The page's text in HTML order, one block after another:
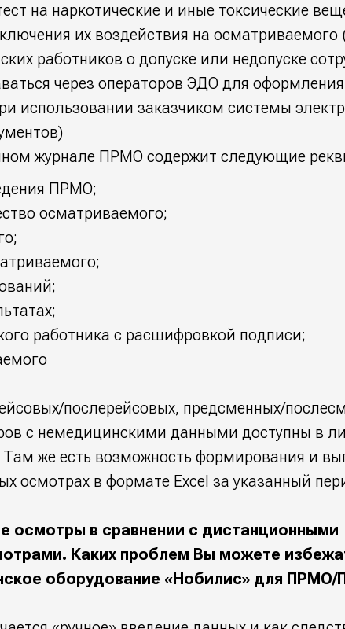
на наркотические и иные токсические
их воздействия на осматриваемого
работников о допуске или недопуске
через операторов ЭДО для
использовании заказчиком системы
журнале ПРМО содержит следующие
ПРМО;
осматриваемого;
работника с расшифровкой подписи;
послерейсовых, предсменных/
с немедицинскими данными доступны в
Там же есть возможность формирования и
осмотрах в формате Excel за указанный
осмотры в сравнении с дистанционными
Каких проблем Вы можете
оборудование «Нобилис» для